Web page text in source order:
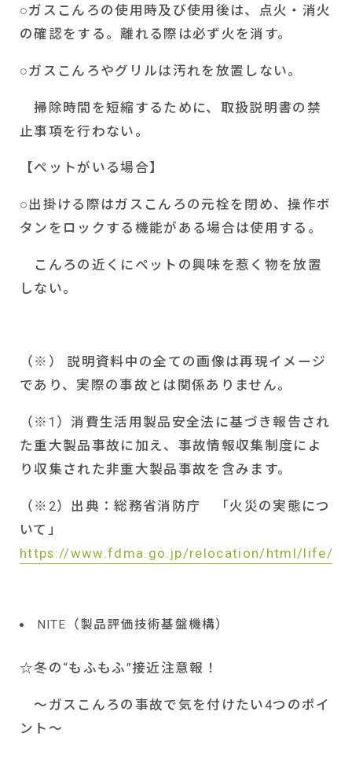
○ガスこんろの使用時及び使用後は、点火・消火
の確認をする。離れる際は必ず火を消す。
○ガスこんろやグリルは汚れを放置しない。
掃除時間を短縮するために、取扱説明書の禁
止事項を行わない。
【ペットがいる場合】
○出掛ける際はガスこんろの元栓を閉め、操作ボ
タンをロックする機能がある場合は使用する。
こんろの近くにペットの興味を惹く物を放置
しない。
（※） 説明資料中の全ての画像は再現イメージ
であり、実際の事故とは関係ありません。
（※ 1 ）消費生活用製品安全法に基づき報告され
た重大製品事故に加え、事故情報収集制度によ
り収集された非重大製品事故を含みます。
（※ 2）出典：総務省消防庁 「火災の実態につ
いて」
https://www.fdma.go.jp/relocation/html/life/
NITE （製品評価技術基盤機構）
☆冬の“もふもふ”接近注意報！
～ガスこんろの事故で気を付けたい4つのポイ
ント～